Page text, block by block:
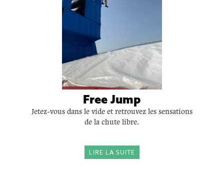
Free Jump
Jetez-vous dans le vide et retrouvez les sensations
de la chute libre.
LIRE LA SUITE